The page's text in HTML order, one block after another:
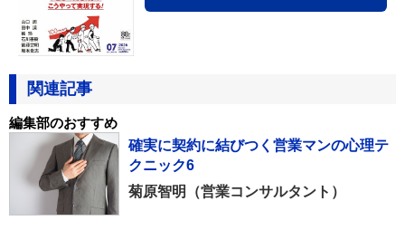
関連記事
編集部のおすすめ
確実に契約に結びつく営業マンの心理テ
クニック6
菊原智明（営業コンサルタント）